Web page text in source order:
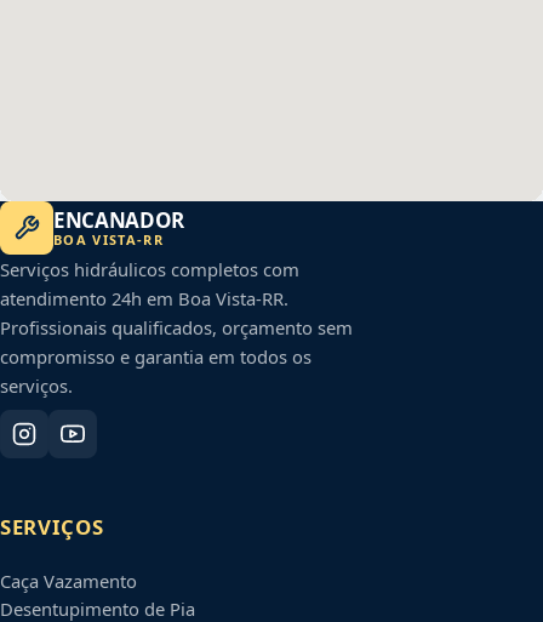
ENCANADOR
BOA VISTA-RR
Serviços hidráulicos completos com
atendimento 24h em Boa Vista-RR.
Profissionais qualificados, orçamento sem
compromisso e garantia em todos os
serviços.
SERVIÇOS
Caça Vazamento
Desentupimento de Pia